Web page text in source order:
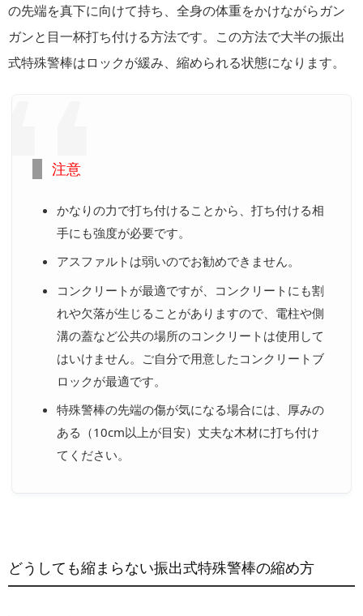
の先端を真下に向けて持ち、全身の体重をかけながらガン
ガンと目一杯打ち付ける方法です。この方法で大半の振出
式特殊警棒はロックが緩み、縮められる状態になります。
注意
かなりの力で打ち付けることから、打ち付ける相
手にも強度が必要です。
アスファルトは弱いのでお勧めできません。
コンクリートが最適ですが、コンクリートにも割
れや欠落が生じることがありますので、電柱や側
溝の蓋など公共の場所のコンクリートは使用して
はいけません。ご自分で用意したコンクリートブ
ロックが最適です。
特殊警棒の先端の傷が気になる場合には、厚みの
ある（10cm以上が目安）丈夫な木材に打ち付け
てください。
どうしても縮まらない振出式特殊警棒の縮め方